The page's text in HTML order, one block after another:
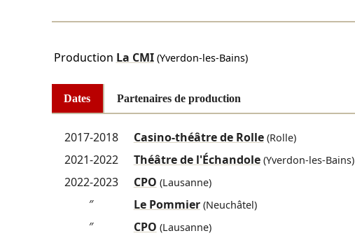
Production La CMI(Yverdon-les-Bains)
Dates Partenaires de production
2017-2018 Casino-théâtre de Rolle(Rolle)
2021-2022 Théâtre de l'Échandole(Yverdon-les-Bains)
2022-2023 CPO (Lausanne)
″ Le Pommier(Neuchâtel)
″ CPO (Lausanne)